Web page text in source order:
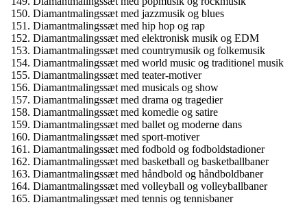
Diamantmalingssæt med jazzmusik og blues
Diamantmalingssæt med hip hop og rap
Diamantmalingssæt med elektronisk musik og EDM
Diamantmalingssæt med countrymusik og folkemusik
Diamantmalingssæt med world music og traditionel musik
Diamantmalingssæt med teater-motiver
Diamantmalingssæt med musicals og show
Diamantmalingssæt med drama og tragedier
Diamantmalingssæt med komedie og satire
Diamantmalingssæt med ballet og moderne dans
Diamantmalingssæt med sport-motiver
Diamantmalingssæt med fodbold og fodboldstadioner
Diamantmalingssæt med basketball og basketballbaner
Diamantmalingssæt med håndbold og håndboldbaner
Diamantmalingssæt med volleyball og volleyballbaner
Diamantmalingssæt med tennis og tennisbaner